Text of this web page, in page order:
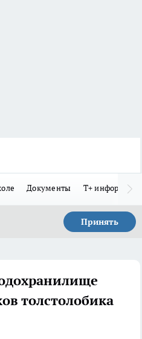
Документы Т+
Принять
толстолобика